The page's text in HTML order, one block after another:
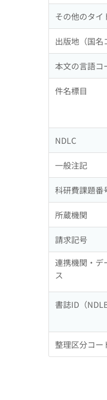
その他のタイ
出版地（国名
本文の言語コ
件名標目
NDLC
一般注記
科研費課題番
所蔵機関
請求記号
連携機関・デ
ス
書誌ID（
整理区分コー